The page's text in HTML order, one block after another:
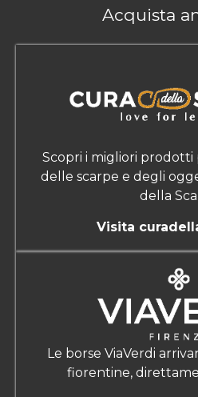
Acquista
Scopri i migliori
delle scarpe e degli
della
Visita
Le borse ViaVerdi
fiorentine,